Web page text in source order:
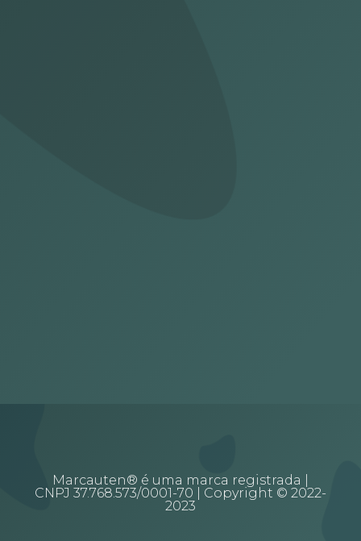
Marcauten® é uma marca registrada |
CNPJ 37.768.573/0001-70 | Copyright © 2022-
2023